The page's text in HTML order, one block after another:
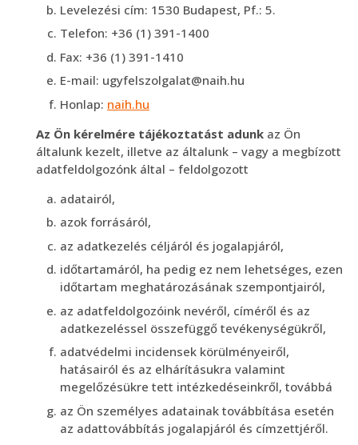
Levelezési cím: 1530 Budapest, Pf.: 5.
Telefon: +36 (1) 391-1400
Fax: +36 (1) 391-1410
E-mail: ugyfelszolgalat@naih.hu
Honlap: naih.hu
Az Ön kérelmére tájékoztatást adunk az Ön
általunk kezelt, illetve az általunk – vagy a megbízott
adatfeldolgozónk által – feldolgozott
adatairól,
azok forrásáról,
az adatkezelés céljáról és jogalapjáról,
időtartamáról, ha pedig ez nem lehetséges, ezen
időtartam meghatározásának szempontjairól,
az adatfeldolgozóink nevéről, címéről és az
adatkezeléssel összefüggő tevékenységükről,
adatvédelmi incidensek körülményeiről,
hatásairól és az elhárításukra valamint
megelőzésükre tett intézkedéseinkről, továbbá
az Ön személyes adatainak továbbítása esetén
az adattovábbítás jogalapjáról és címzettjéről.